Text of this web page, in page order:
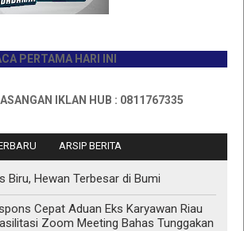
HARI INI
IKLAN HUB : 0811767335
ARSIP BERITA
Biru, Hewan Terbesar di Bumi
Cepat Aduan Eks Karyawan Riau
Zoom Meeting Bahas Tunggakan